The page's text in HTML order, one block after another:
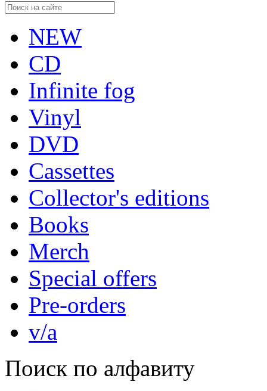
NEW
CD
Infinite fog
Vinyl
DVD
Cassettes
Collector's editions
Books
Merch
Special offers
Pre-orders
v/a
Поиск по алфавиту